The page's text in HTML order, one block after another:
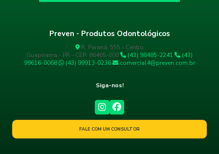
Preven - Produtos Odontológicos
R. Paraná, 555 - Centro
Guapirama - PR - CEP: 86465-000
(43) 98485-2241
(43)
99616-0068
(43) 99913-0236 comercial4@preven.com.br
Siga-nos!
FALE COM UM CONSULTOR